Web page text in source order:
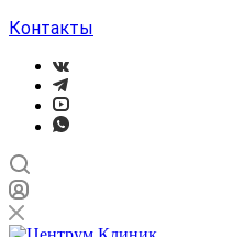
Контакты